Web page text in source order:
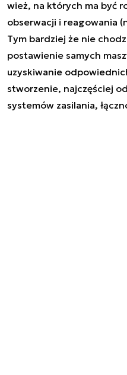
wież, na których ma być
obserwacji i reagowania
Tym bardziej że nie
postawienie samych
uzyskiwanie
stworzenie, najczęściej
systemów zasilania,